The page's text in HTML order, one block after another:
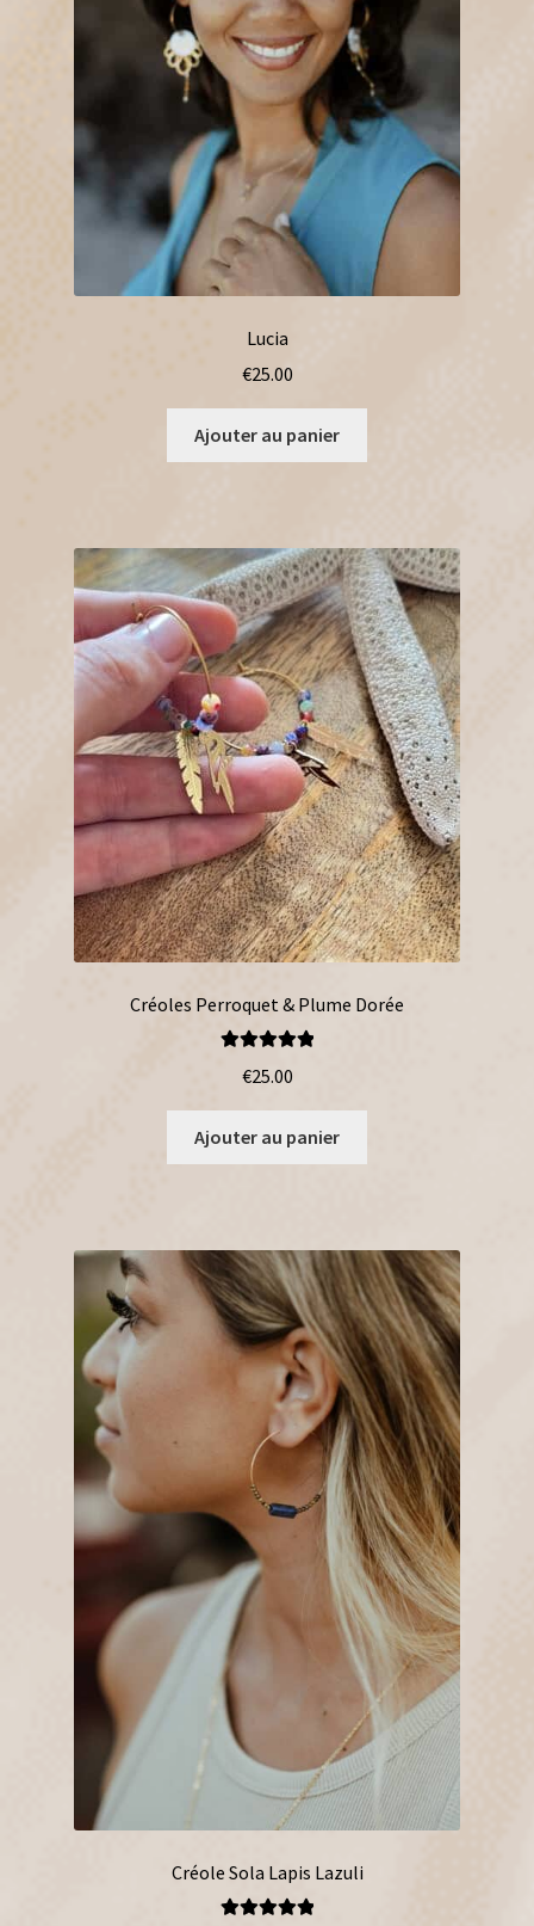
Lucia
€25.00
Ajouter au panier
Créoles Perroquet & Plume Dorée
€25.00
Ajouter au panier
Créole Sola Lapis Lazuli